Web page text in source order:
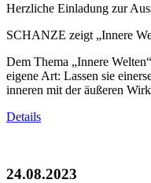
Herzliche Einladung zur
SCHANZE zeigt „Innere
Dem Thema „Innere
eigene Art: Lassen sie
inneren mit der äußeren
Details
24.08.2023